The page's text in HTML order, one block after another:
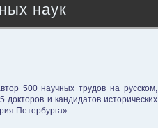
наук
500 научных трудов на русском,
и кандидатов исторических
Петербурга».